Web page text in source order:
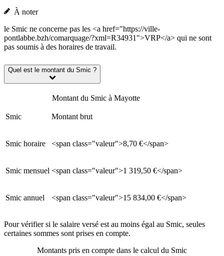
À noter
le Smic ne concerne pas les <a href="https://ville-
pontlabbe.bzh/comarquage/?xml=R34931">VRP</a> qui ne sont
pas soumis à des horaires de travail.
Quel est le montant du Smic ?
Montant du Smic à Mayotte
Smic Montant brut
Smic horaire <span class="valeur">8,70 €</span>
Smic mensuel <span class="valeur">1 319,50 €</span>
Smic annuel <span class="valeur">15 834,00 €</span>
Pour vérifier si le salaire versé est au moins égal au Smic, seules
certaines sommes sont prises en compte.
Montants pris en compte dans le calcul du Smic